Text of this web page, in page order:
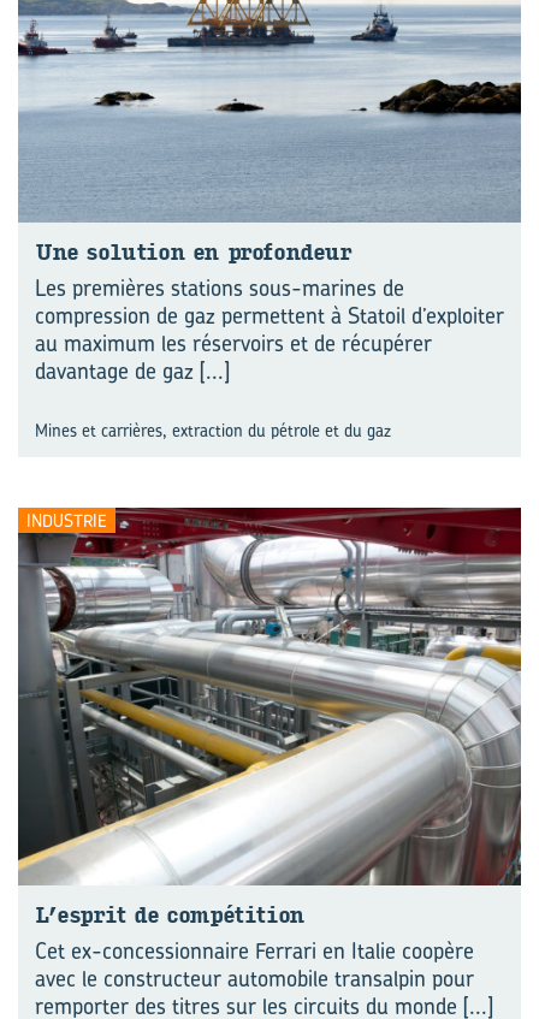
Une so­lu­tion en pro­fon­deur
Les premières stations sous-marines de
compression de gaz permettent à Statoil d’exploiter
au maximum les réservoirs et de récupérer
davantage de gaz [...]
Mines et carrières, extraction du pétrole et du gaz
INDUSTRIE
L’es­prit de com­pé­ti­tion
Cet ex-concessionnaire Ferrari en Italie coopère
avec le constructeur automobile transalpin pour
remporter des titres sur les circuits du monde [...]